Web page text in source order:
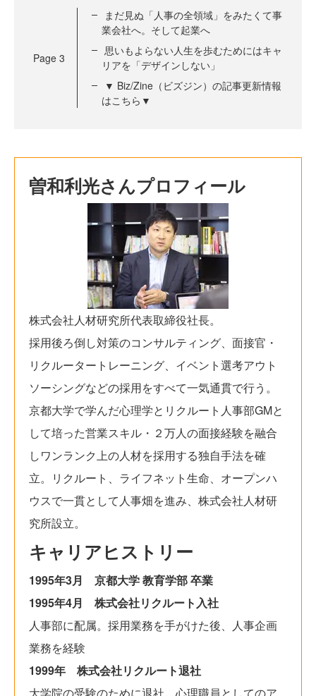
Page 3
まだ見ぬ「人事の全領域」をみたくて事
業会社へ。そして起業へ
思いもよらない人生を歩むためにはキャ
リアを「デザインしない」
▼ Biz/Zine（ビズジン）の記事更新情報
はこちら▼
曽和利光さんプロフィール
株式会社人材研究所代表取締役社長。
採用後ろ倒し対策のコンサルティング、面接官・
リクルータートレーニング、イベント選考アウト
ソーシングなどの採用をすべて一気通貫で行う。
京都大学で学んだ心理学とリクルート人事部GMと
して培った営業スキル・２万人の面接経験を融合
しワンランク上の人材を採用する独自手法を確
立。リクルート、ライフネット生命、オープンハ
ウスで一貫として人事畑を進み、株式会社人材研
究所設立。
キャリアヒストリー
1995年3月 京都大学 教育学部 卒業
1995年4月 株式会社リクルート入社
人事部に配属。採用業務を手がけた後、人事企画
業務を経験
1999年 株式会社リクルート退社